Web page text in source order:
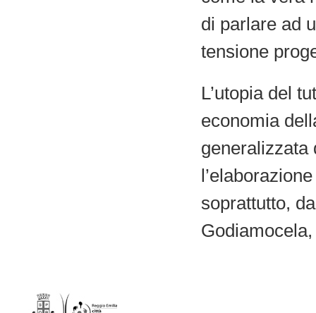
di parlare ad
tensione
L’utopia del
economia
generalizzata
soprattutto,